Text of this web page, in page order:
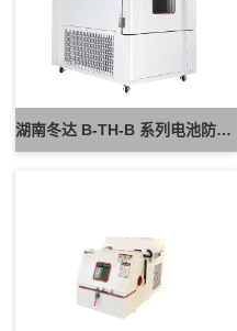
湖南冬达 B-TH-B 系列电池防爆试验箱 新能源电池高低温防爆测试设备